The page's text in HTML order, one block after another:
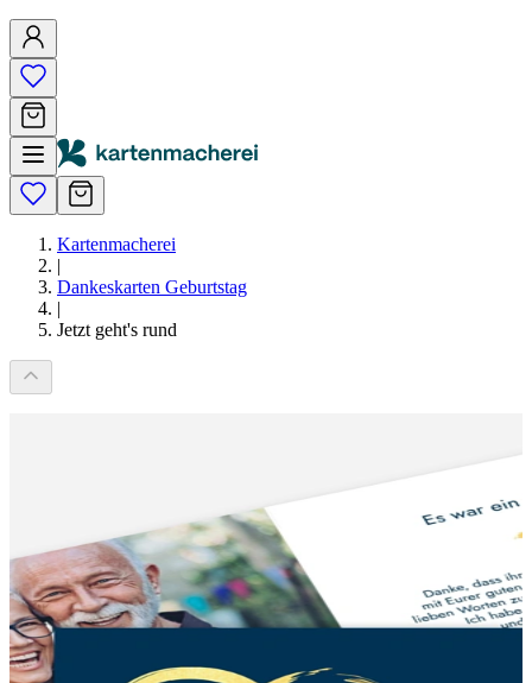
Kartenmacherei
|
Dankeskarten Geburtstag
|
Jetzt geht's rund